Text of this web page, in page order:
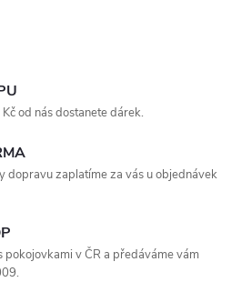
od nás dostanete dárek.
dopravu zaplatíme za vás u objednávek
pokojovkami v ČR a předáváme vám